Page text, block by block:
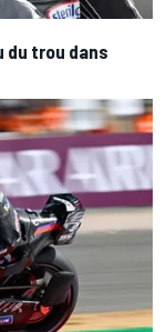
du trou dans